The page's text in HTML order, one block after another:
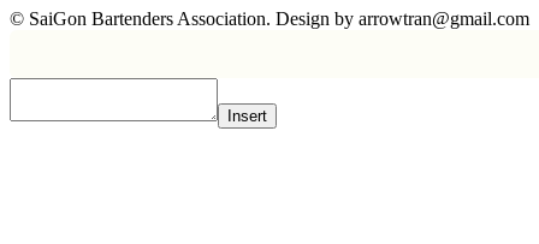
© SaiGon Bartenders Association. Design by arrowtran@gmail.com
Insert